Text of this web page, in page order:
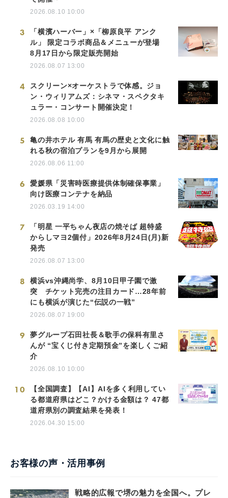
2026.08.10 10:00
3
「横濱ハーバー」×「柳原良平 アンク
ル」 限定コラボ商品＆メニューが登場
8月17日から限定販売開始
2026.08.07 13:00
4
スクリーン×オーケストラで体感。ジョ
ン・ウィリアムズ：シネマ・スペクタキ
ュラー・コンサート開催決定！
2026.08.08 10:00
5
亀の井ホテル 有馬 有馬の歴史と文化に触
れる秋の宿泊プランを9月から展開
2026.08.06 11:00
6
愛媛県「災害時医療提供体制確保事業」
向け医療コンテナを納品
2026.03.19 14:00
7
「明星 一平ちゃん夜店の焼そば 超特盛
からしマヨ2個付」2026年8月24日(月)新
発売
2026.08.07 13:00
8
横浜vs沖縄尚学、8月10日甲子園で激
突 チケット完売の注目カード…28年前
にも横浜が演じた“伝説の一戦”
2026.08.07 19:00
9
夢グループ石田社長＆歌手の保科有里さ
んが “宝くじ付き定期預金”を楽しくご紹
介
2026.08.10 10:00
10
【全国調査】【AI】AIを多く利用してい
る都道府県はどこ？かける金額は？ 47都
道府県別の調査結果を発表！
2026.04.30 15:00
お客様の声・活用事例
戦略的広報で堺の魅力を全国へ。プレ